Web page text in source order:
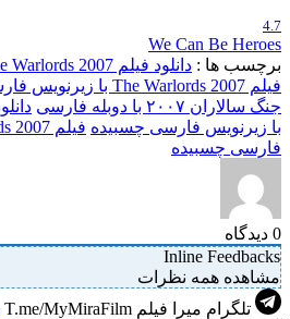
4.7
We Can Be Heroes
برچسب ها : دانلود فیلم The Warlords 2007 با دوبله فارسی
فیلم The Warlords 2007 با زیرنویس فارسی چسبیده
جنگ سالاران ۲۰۰۷ با دوبله فارسی
با زیرنویس فارسی چسبیده
فارسی چسبیده
0 دیدگاه
Inline Feedbacks
مشاهده همه نظرات
تلگرام میرا فیلم T.me/MyMiraFilm